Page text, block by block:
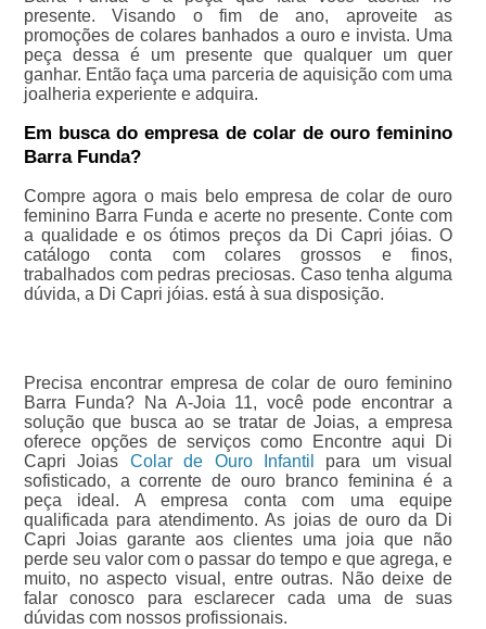
presente. Visando o fim de ano, aproveite as
promoções de colares banhados a ouro e invista. Uma
peça dessa é um presente que qualquer um quer
ganhar. Então faça uma parceria de aquisição com uma
joalheria experiente e adquira.
Em busca do empresa de colar de ouro feminino
Barra Funda?
Compre agora o mais belo empresa de colar de ouro
feminino Barra Funda e acerte no presente. Conte com
a qualidade e os ótimos preços da Di Capri jóias. O
catálogo conta com colares grossos e finos,
trabalhados com pedras preciosas. Caso tenha alguma
dúvida, a Di Capri jóias. está à sua disposição.
Precisa encontrar empresa de colar de ouro feminino
Barra Funda? Na A-Joia 11, você pode encontrar a
solução que busca ao se tratar de Joias, a empresa
oferece opções de serviços como Encontre aqui Di
Capri Joias Colar de Ouro Infantil
para um visual
sofisticado, a corrente de ouro branco feminina é a
peça ideal. A empresa conta com uma equipe
qualificada para atendimento. As joias de ouro da Di
Capri Joias garante aos clientes uma joia que não
perde seu valor com o passar do tempo e que agrega, e
muito, no aspecto visual, entre outras. Não deixe de
falar conosco para esclarecer cada uma de suas
dúvidas com nossos profissionais.